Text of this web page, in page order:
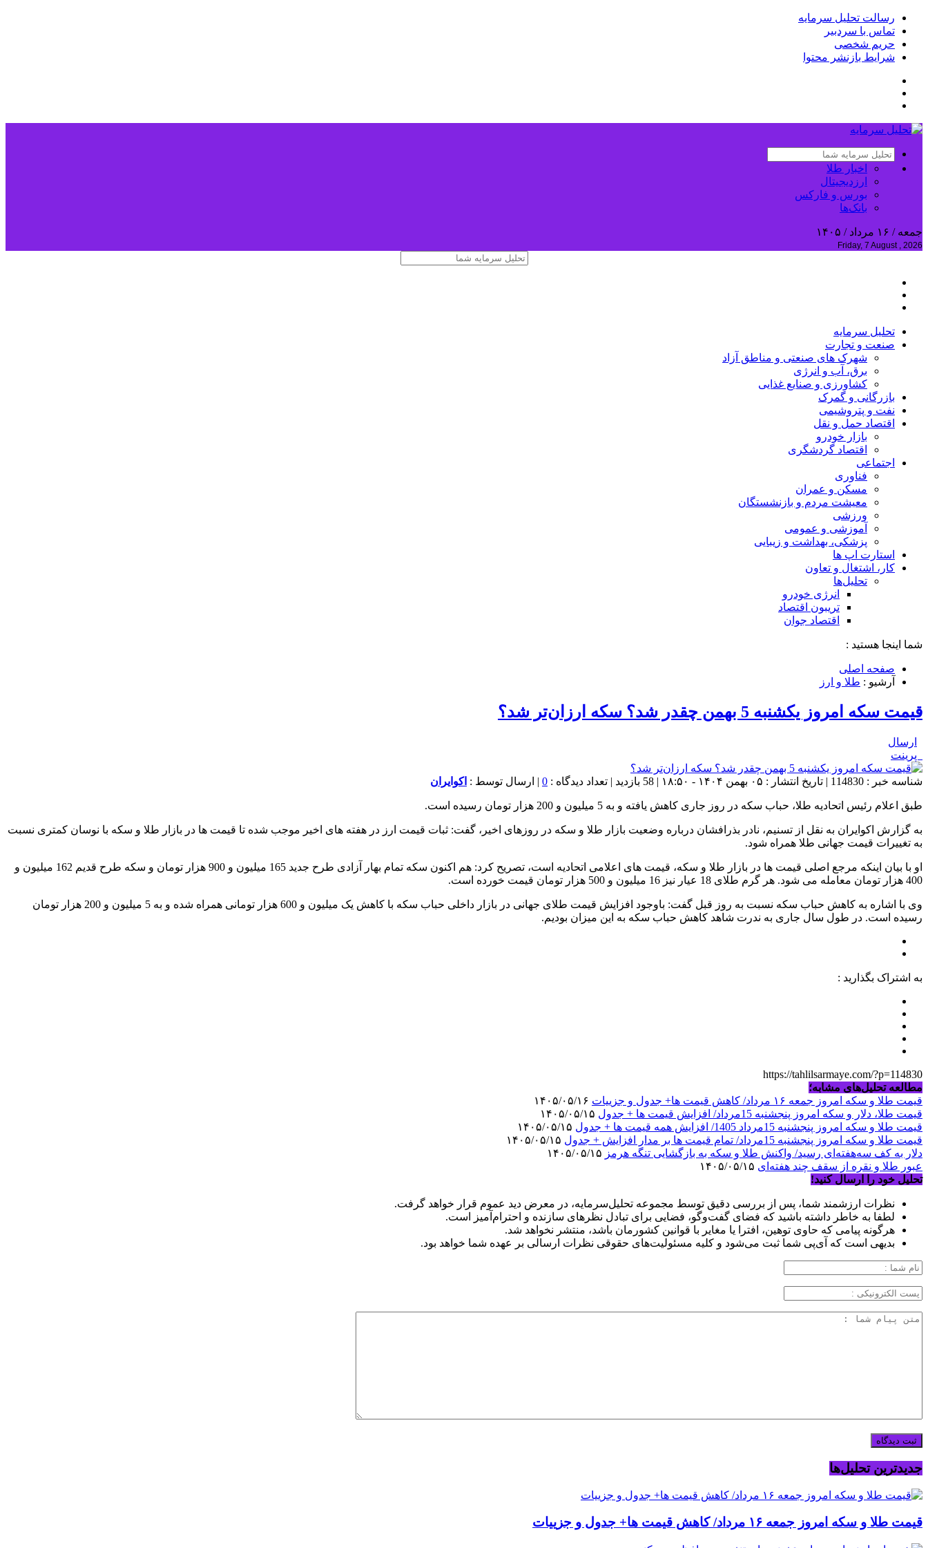
رسالت تحلیل سرمایه
تماس با سردبیر
حریم شخصی
شرایط بازنشر محتوا
اخبار طلا
ارزدیجیتال
بورس و فارکس
بانک‌ها
جمعه / ۱۶ مرداد / ۱۴۰۵
Friday, 7 August , 2026
تحلیل‌ سرمایه
صنعت و تجارت
شهرک های صنعتی و مناطق آزاد
برق، آب و انرژی
کشاورزی و صنایع غذایی
بازرگانی و گمرک
نفت و پتروشیمی
اقتصاد حمل و نقل
بازار خودرو
اقتصاد گردشگری
اجتماعی
فناوری
مسکن و عمران
معیشت مردم و بازنشستگان
ورزشی
آموزشی و عمومی
پزشکی، بهداشت و زیبایی
استارت اپ ها
کار، اشتغال و تعاون
تحلیل‌ها
انرژی خودرو
تریبون اقتصاد
اقتصاد جوان
شما اینجا هستید :
صفحه اصلی
آرشیو : طلا و ارز
قیمت سکه امروز یکشنبه 5 بهمن چقدر شد؟ سکه ارزان‌تر شد؟
ارسال
پرینت
شناسه خبر : 114830 | تاریخ انتشار : ۰۵ بهمن ۱۴۰۴ - ۱۸:۵۰ | 58 بازدید | تعداد دیدگاه : 0 | ارسال توسط : اکوایران
طبق اعلام رئیس اتحادیه طلا، حباب سکه در روز جاری کاهش یافته و به 5 میلیون و 200 هزار تومان رسیده است.
به گزارش اکوایران به نقل از تسنیم، نادر بذرافشان درباره وضعیت بازار طلا و سکه در روزهای اخیر، گفت: ثبات قیمت ارز در هفته های اخیر موجب شده تا قیمت ها در بازار طلا و سکه با نوسان کمتری نسبت
به تغییرات قیمت جهانی طلا همراه شود.
او با بیان اینکه مرجع اصلی قیمت ها در بازار طلا و سکه، قیمت های اعلامی اتحادیه است، تصریح کرد: هم اکنون سکه تمام بهار آزادی طرح جدید 165 میلیون و 900 هزار تومان و سکه طرح قدیم 162 میلیون و
400 هزار تومان معامله می شود. هر گرم طلای 18 عیار نیز 16 میلیون و 500 هزار تومان قیمت خورده است.
وی با اشاره به کاهش حباب سکه نسبت به روز قبل گفت: باوجود افزایش قیمت طلای جهانی در بازار داخلی حباب سکه با کاهش یک میلیون و 600 هزار تومانی همراه شده و به 5 میلیون و 200 هزار تومان
رسیده است. در طول سال جاری به ندرت شاهد کاهش حباب سکه به این میزان بودیم.
به اشتراک بگذارید :
https://tahlilsarmaye.com/?p=114830
مطالعه تحلیل‌های مشابه؛
قیمت طلا و سکه امروز جمعه ۱۶ مرداد/ کاهش قیمت ها+ جدول و جزییات
قیمت طلا، دلار و سکه امروز پنجشنبه 15مرداد/ افزایش قیمت ها + جدول
قیمت طلا و سکه امروز پنجشنبه 15مرداد 1405/ افزایش همه قیمت ها + جدول
قیمت طلا و سکه امروز پنجشنبه 15مرداد/ تمام قیمت ها بر مدار افزایش + جدول
دلار به کف سه‌هفته‌ای رسید/ واکنش طلا و سکه به بازگشایی تنگه هرمز
عبور طلا و نقره از سقف چند هفته‌ای
تحلیل خود را ارسال کنید!
نظرات ارزشمند شما، پس از بررسی دقیق توسط مجموعه تحلیل‌سرمایه، در معرض دید عموم قرار خواهد گرفت.
لطفا به خاطر داشته باشید که فضای گفت‌وگو، فضایی برای تبادل نظرهای سازنده و احترام‌آمیز است.
هرگونه پیامی که حاوی توهین، افترا یا مغایر با قوانین کشورمان باشد، منتشر نخواهد شد.
بدیهی است که آی‌پی شما ثبت می‌شود و کلیه مسئولیت‌های حقوقی نظرات ارسالی بر عهده شما خواهد بود.
جدیدترین تحلیل‌ها
قیمت طلا و سکه امروز جمعه ۱۶ مرداد/ کاهش قیمت ها+ جدول و جزییات